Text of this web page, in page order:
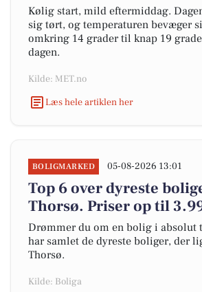
Kølig start, mild eftermiddag.
sig tørt, og temperaturen bevæger
omkring 14 grader til knap 19
dagen.
Kilde: MET.no
Læs hele artiklen her
BOLIGMARKED 05-08-2026 13:01
Top 6 over dyreste
Thorsø. Priser op til
Drømmer du om en bolig i absolut
har samlet de dyreste boliger, der
Thorsø.
Kilde: Boliga